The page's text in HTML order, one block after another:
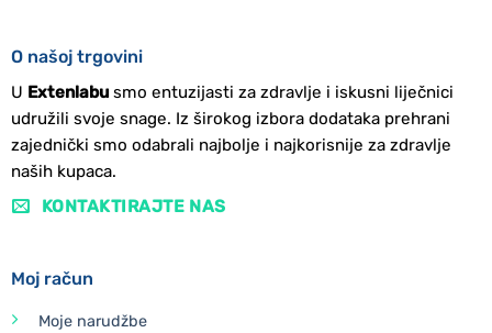
O našoj trgovini
U Extenlabusmo entuzijasti za zdravlje i iskusni liječnici
udružili svoje snage. Iz širokog izbora dodataka prehrani
zajednički smo odabrali najbolje i najkorisnije za zdravlje
naših kupaca.
KONTAKTIRAJTE NAS
Moj račun
Moje narudžbe